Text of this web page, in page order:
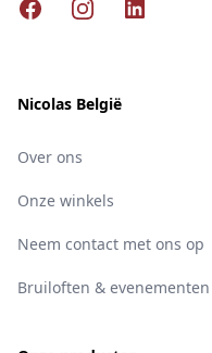
FacebookInstagramLinkedIn
Nicolas België
Over ons
Onze winkels
Neem contact met ons op
Bruiloften & evenementen